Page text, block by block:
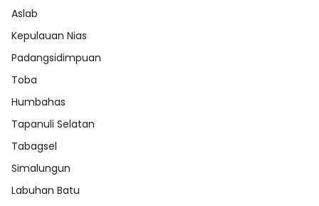
Aslab
Kepulauan Nias
Padangsidimpuan
Toba
Humbahas
Tapanuli Selatan
Tabagsel
Simalungun
Labuhan Batu